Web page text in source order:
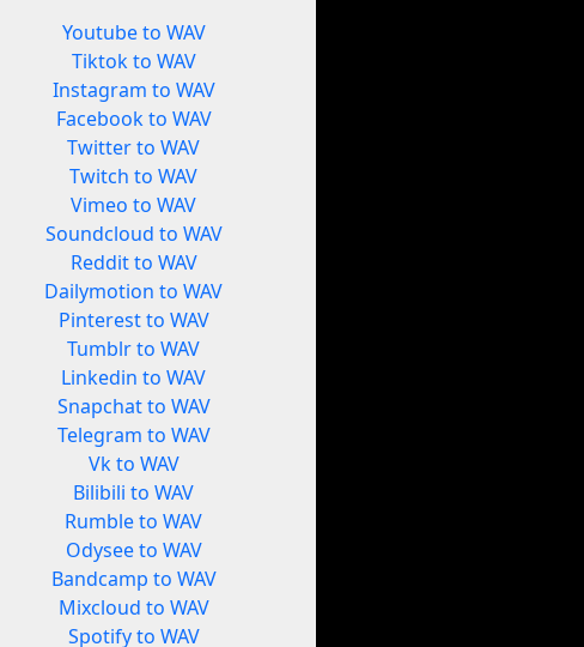
Youtube to WAV
Tiktok to WAV
Instagram to WAV
Facebook to WAV
Twitter to WAV
Twitch to WAV
Vimeo to WAV
Soundcloud to WAV
Reddit to WAV
Dailymotion to WAV
Pinterest to WAV
Tumblr to WAV
Linkedin to WAV
Snapchat to WAV
Telegram to WAV
Vk to WAV
Bilibili to WAV
Rumble to WAV
Odysee to WAV
Bandcamp to WAV
Mixcloud to WAV
Spotify to WAV